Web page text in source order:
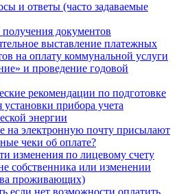
и ответы (часто задаваемые
документов
выставление платежных
на оплату коммунальной услуги
и проведение годовой
рекомендации по подготовке
установки прибора учета
энергии
на электронную почту присылают
чеки об оплате?
изменения по лицевому счету
собственника или изменении
проживающих)